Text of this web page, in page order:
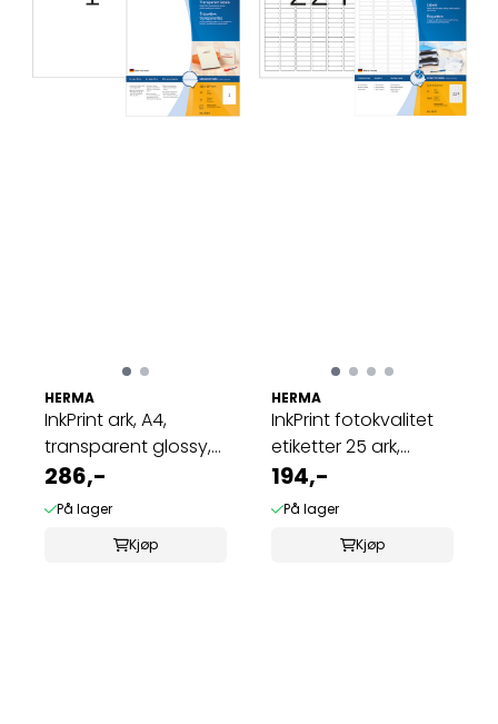
HERMA
InkPrint ark, A4,
transparent glossy,
10 ark, ...
286,-
På lager
Kjøp
HERMA
InkPrint fotokvalitet
etiketter 25 ark,
25.4x8.5 ...
194,-
På lager
Kjøp